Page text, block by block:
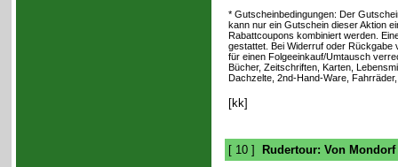
* Gutscheinbedingungen: Der
kann nur ein Gutschein dieser Aktion
Rabattcoupons kombiniert werden.
gestattet. Bei Widerruf oder
für einen Folgeeinkauf/Umtausch
Bücher, Zeitschriften, Karten,
Dachzelte, 2nd-Hand-Ware,
[kk]
[ 10 ]
Rudertour: Von